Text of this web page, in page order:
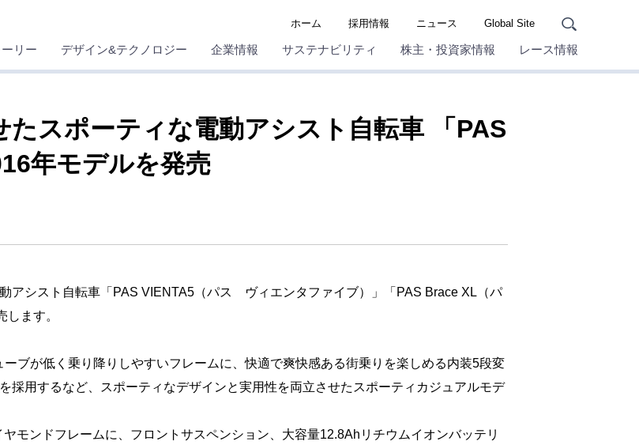
ホーム 採用情報 ニュース Global Site
リー デザイン&テクノロジー 企業情報 サステナビリティ 株主・投資家情報 レース情報
スポーティな電動アシスト自転車 「PAS
年モデルを発売
アシスト自転車「PAS VIENTA5（パス ヴィエンタファイブ）」「PAS Brace XL（パ
ます。
ブが低く乗り降りしやすいフレームに、快適で爽快感ある街乗りを楽しめる内装5段変
採用するなど、スポーティなデザインと実用性を両立させたスポーティカジュアルモデ
モンドフレームに、フロントサスペンション、大容量12.8Ahリチウムイオンバッテリ